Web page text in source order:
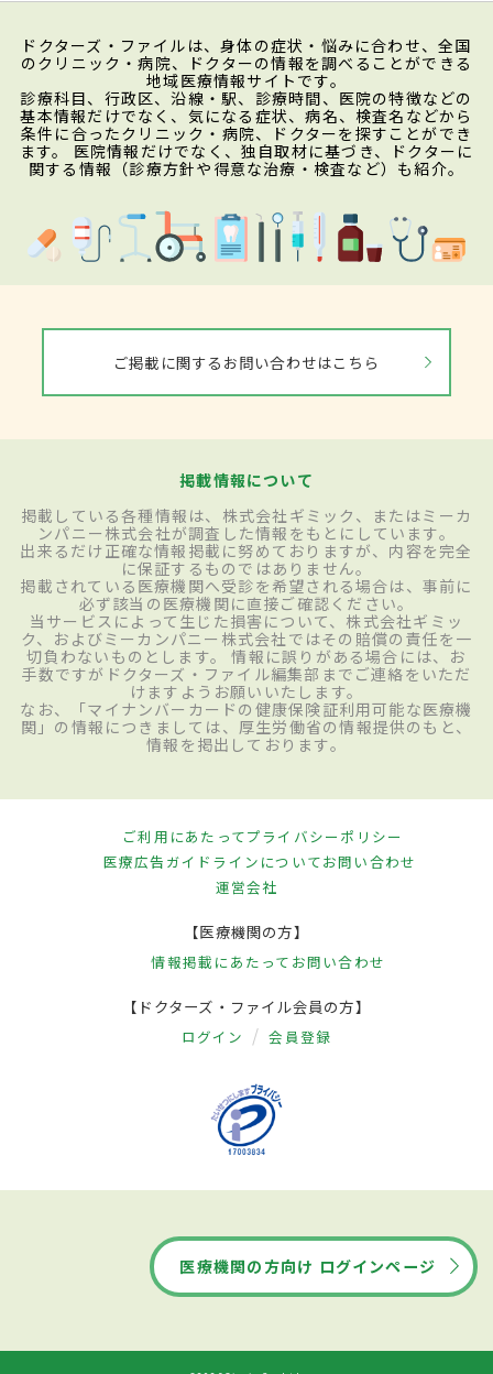
ドクターズ・ファイルは、身体の症状・悩みに合わせ、全国
のクリニック・病院、ドクターの情報を調べることができる
地域医療情報サイトです。
診療科目、行政区、沿線・駅、診療時間、医院の特徴などの
基本情報だけでなく、気になる症状、病名、検査名などから
条件に合ったクリニック・病院、ドクターを探すことができ
ます。 医院情報だけでなく、独自取材に基づき、ドクターに
関する情報（診療方針や得意な治療・検査など）も紹介。
ご掲載に関するお問い合わせはこちら
掲載情報について
掲載している各種情報は、株式会社ギミック、またはミーカ
ンパニー株式会社が調査した情報をもとにしています。
出来るだけ正確な情報掲載に努めておりますが、内容を完全
に保証するものではありません。
掲載されている医療機関へ受診を希望される場合は、事前に
必ず該当の医療機関に直接ご確認ください。
当サービスによって生じた損害について、株式会社ギミッ
ク、およびミーカンパニー株式会社ではその賠償の責任を一
切負わないものとします。 情報に誤りがある場合には、お
手数ですがドクターズ・ファイル編集部までご連絡をいただ
けますようお願いいたします。
なお、「マイナンバーカードの健康保険証利用可能な医療機
関」の情報につきましては、厚生労働省の情報提供のもと、
情報を掲出しております。
ご利用にあたってプライバシーポリシー
医療広告ガイドラインについてお問い合わせ
運営会社
【医療機関の方】
情報掲載にあたって お問い合わせ
【ドクターズ・ファイル会員の方】
ログイン 会員登録
医療機関の方向け ログインページ